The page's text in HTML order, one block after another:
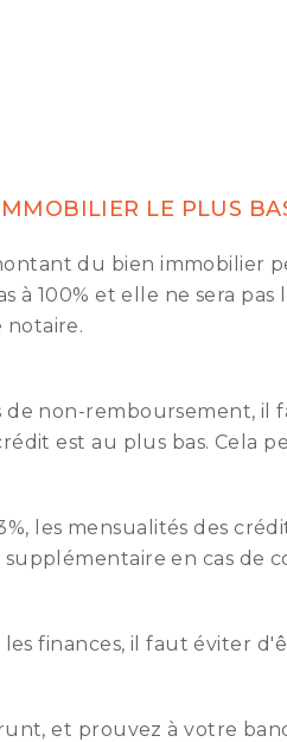
LE PLUS
du bien
100% et elle ne sera
notaire.
non-remboursement,
est au plus bas.
les mensualités des
en cas de
finances, il faut éviter
et prouvez à votre